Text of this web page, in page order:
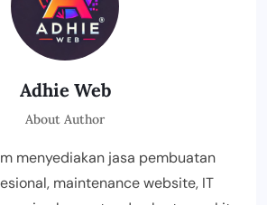
Adhie Web
About Author
menyediakan jasa pembuatan
maintenance website, IT